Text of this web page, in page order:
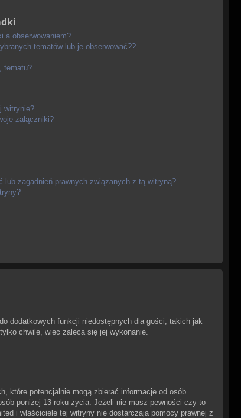
a obserwowaniem?
tematów lub je obserwować??
tematu?
witrynie?
załączniki?
zagadnień prawnych związanych z tą witryną?
dodatkowych funkcji niedostępnych dla gości, takich jak
chwilę, więc zaleca się jej wykonanie.
które potencjalnie mogą zbierać informacje od osób
poniżej 13 roku życia. Jeżeli nie masz pewności czy to
i właściciele tej witryny nie dostarczają pomocy prawnej z